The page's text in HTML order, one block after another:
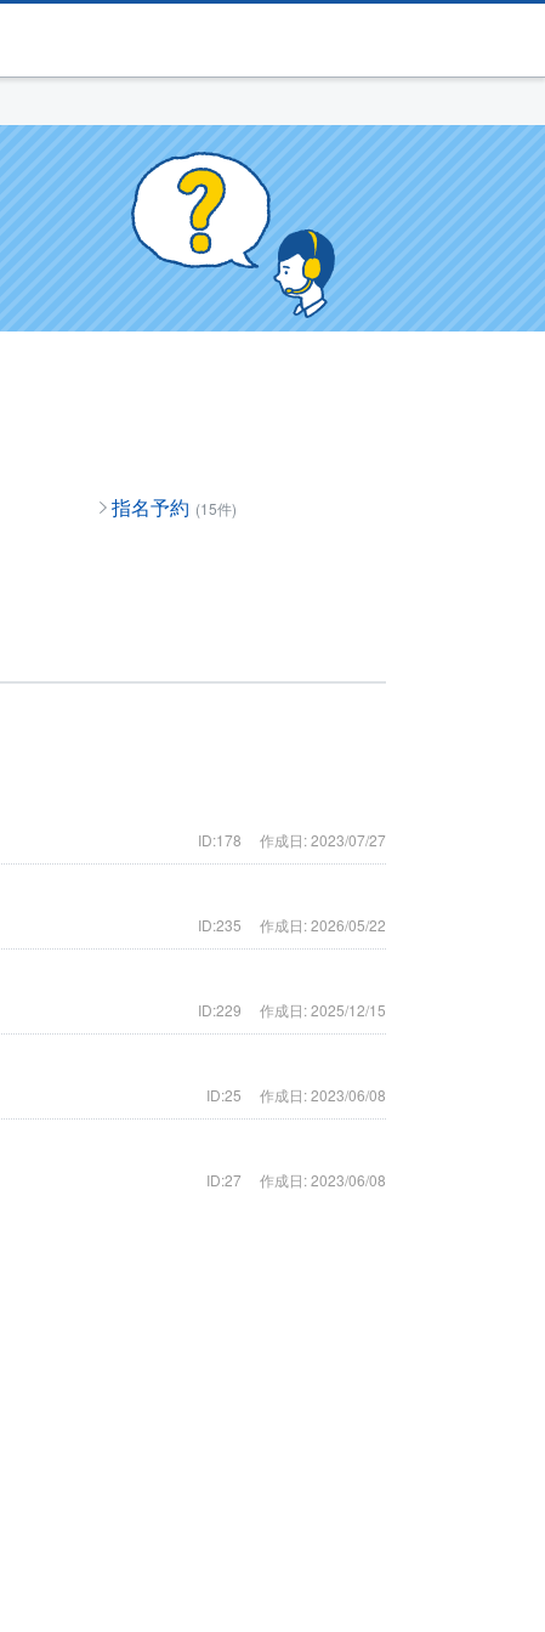
指名予約 (15件)
ID:178 作成日: 2023/07/27
ID:235 作成日: 2026/05/22
ID:229 作成日: 2025/12/15
ID:25 作成日: 2023/06/08
ID:27
作成日: 2023/06/08